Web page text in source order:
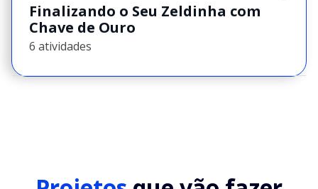
Finalizando o Seu Zeldinha com
Chave de Ouro
6 atividades